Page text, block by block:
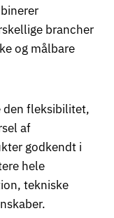
brancher
og målbare
den fleksibilitet,
af
godkendt i
hele
tekniske